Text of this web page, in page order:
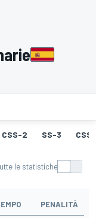
CSS-2 SS-3
le statistiche
PENALITÀ